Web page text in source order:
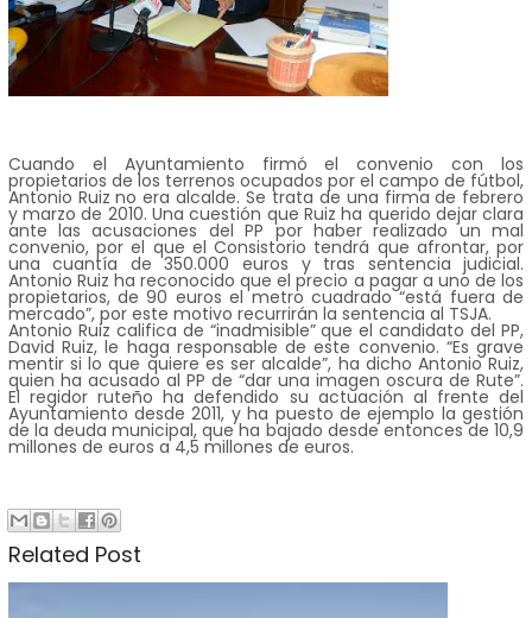
Cuando el Ayuntamiento firmó el convenio con los
propietarios de los terrenos ocupados por el campo de fútbol,
Antonio Ruiz no era alcalde. Se trata de una firma de febrero
y marzo de 2010. Una cuestión que Ruiz ha querido dejar clara
ante las acusaciones del PP por haber realizado un mal
convenio, por el que el Consistorio tendrá que afrontar, por
una cuantía de 350.000 euros y tras sentencia judicial.
Antonio Ruiz ha reconocido que el precio a pagar a uno de los
propietarios, de 90 euros el metro cuadrado “está fuera de
mercado”, por este motivo recurrirán la sentencia al TSJA.
Antonio Ruiz califica de “inadmisible” que el candidato del PP,
David Ruiz, le haga responsable de este convenio. “Es grave
mentir si lo que quiere es ser alcalde”, ha dicho Antonio Ruiz,
quien ha acusado al PP de “dar una imagen oscura de Rute”.
El regidor ruteño ha defendido su actuación al frente del
Ayuntamiento desde 2011, y ha puesto de ejemplo la gestión
de la deuda municipal, que ha bajado desde entonces de 10,9
millones de euros a 4,5 millones de euros.
Related Post